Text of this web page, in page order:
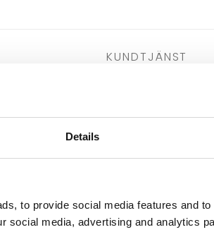
Details
to provide social media features and
social media, advertising and analytics
KUNDTJÄNST
INKOPPLING EL: 2 x 230 V, 16 A
EFFEKT: 2 x 3,3 kw